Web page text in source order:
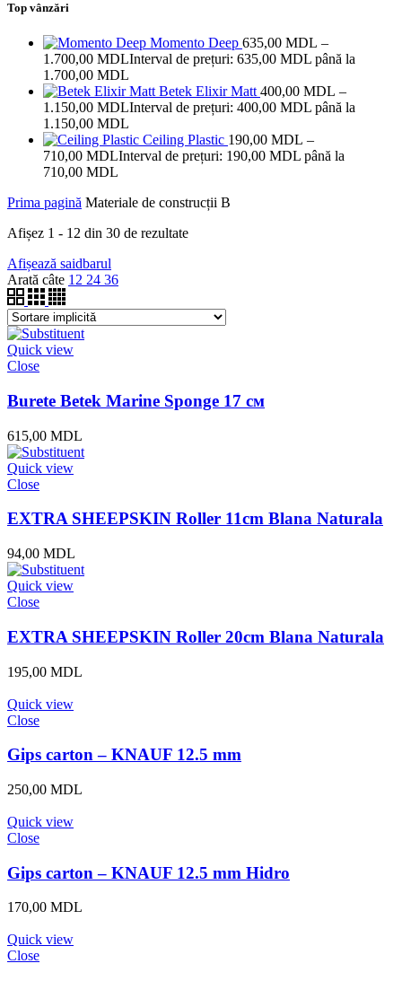
Top vânzări
Momento Deep 635,00 MDL –
1.700,00 MDLInterval de prețuri: 635,00 MDL până la
1.700,00 MDL
Betek Elixir Matt 400,00 MDL –
1.150,00 MDLInterval de prețuri: 400,00 MDL până la
1.150,00 MDL
Ceiling Plastic 190,00 MDL –
710,00 MDLInterval de prețuri: 190,00 MDL până la
710,00 MDL
Prima pagină Materiale de construcții B
Afișez 1 - 12 din 30 de rezultate
Afișează saidbarul
Arată câte 12 24 36
Quick view
Close
Burete Betek Marine Sponge 17 см
615,00 MDL
Quick view
Close
EXTRA SHEEPSKIN Roller 11cm Blana Naturala
94,00 MDL
Quick view
Close
EXTRA SHEEPSKIN Roller 20cm Blana Naturala
195,00 MDL
Quick view
Close
Gips carton – KNAUF 12.5 mm
250,00 MDL
Quick view
Close
Gips carton – KNAUF 12.5 mm Hidro
170,00 MDL
Quick view
Close